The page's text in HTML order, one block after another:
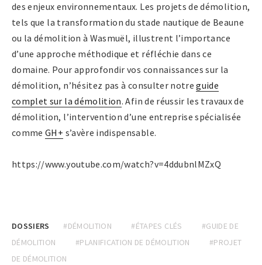
des enjeux environnementaux. Les projets de démolition,
tels que la transformation du stade nautique de Beaune
ou la démolition à Wasmuël, illustrent l’importance
d’une approche méthodique et réfléchie dans ce
domaine. Pour approfondir vos connaissances sur la
démolition, n’hésitez pas à consulter notreguide
complet sur la démolition. Afin de réussir les travaux de
démolition, l’intervention d’une entreprise spécialisée
commeGH+ s’avère indispensable.
https://www.youtube.com/watch?v=4ddubnlMZxQ
DOSSIERS #DÉMOLITION #ÉTAPES CLÉS
#GUIDE DE
DÉMOLITION
#PLANIFICATION DE DÉMOLITION
#PROJET
DE DÉMOLITION